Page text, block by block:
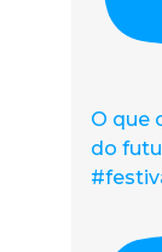
O que
do